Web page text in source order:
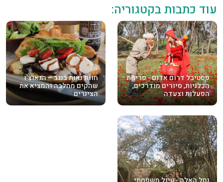
עוד כתבות בקטגוריה:
פסטיבל דרום אדום - פריחת
הכלניות, סיורים מודרכים,
הפעלות וצעדה
חוות נאות בנגב – הגאוצ'ו
שהקים מחלבה והמציא את
הצינרים